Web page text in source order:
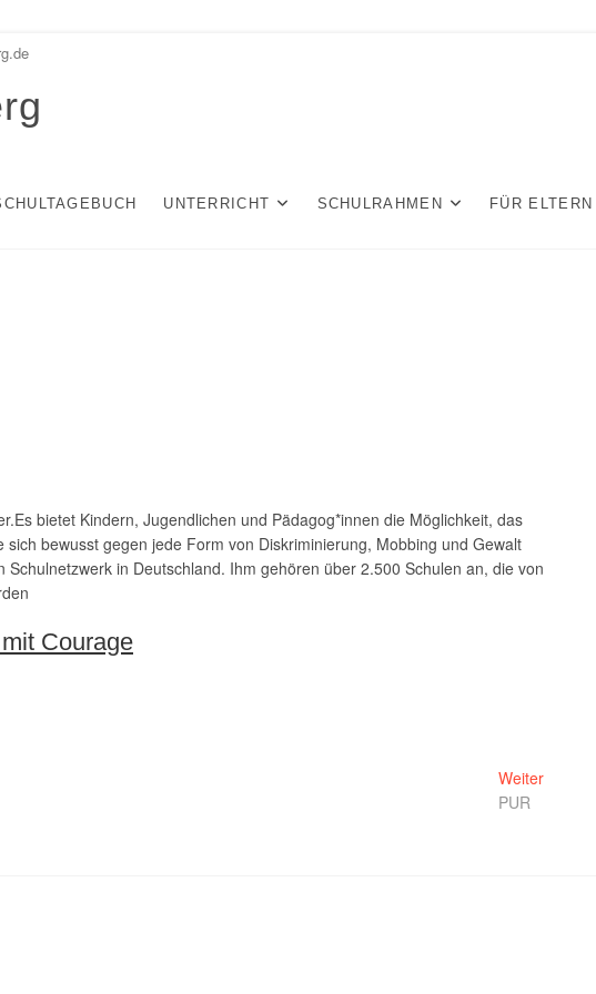
UNTERRICHT SCHULRAHMEN FÜR ELTERN
bietet Kindern, Jugendlichen und Pädagog*innen die Möglichkeit, das
bewusst gegen jede Form von Diskriminierung, Mobbing und Gewalt
in Deutschland. Ihm gehören über 2.500 Schulen an, die von
Courage
WeiterNächster
PUR